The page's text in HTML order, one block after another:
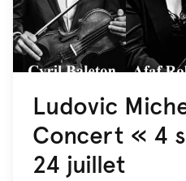
Ludovic
Concert « 4
24 juillet